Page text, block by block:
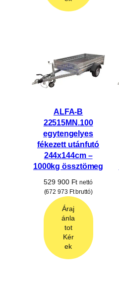
ALFA-B
22515MN.100
egytengelyes
fékezett utánfutó
244x144cm –
1000kg össztömeg
529 900 Ft nettó
(672 973 Ftbruttó)
Áraj
ánla
tot
Kér
ek